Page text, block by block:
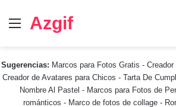
Menú
Azgif
Sugerencias: Marcos para Fotos Gratis -
Creador de Avatares para Chicos - Tarta De
Nombre Al Pastel - Marcos para Fotos de
románticos - Marco de fotos de collage -